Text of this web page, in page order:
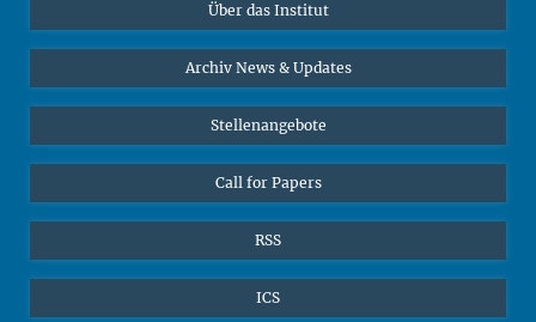
Sekretariat Prof. Vertovec
Marina Adomeit
+49 (551) 4956 - 126
✉ adomeit(at)mmg.mpg.de
Online-Vorträge
Interviews zum Thema "Diversity"
Über das Institut
Archiv News & Updates
Stellenangebote
Call for Papers
RSS
ICS